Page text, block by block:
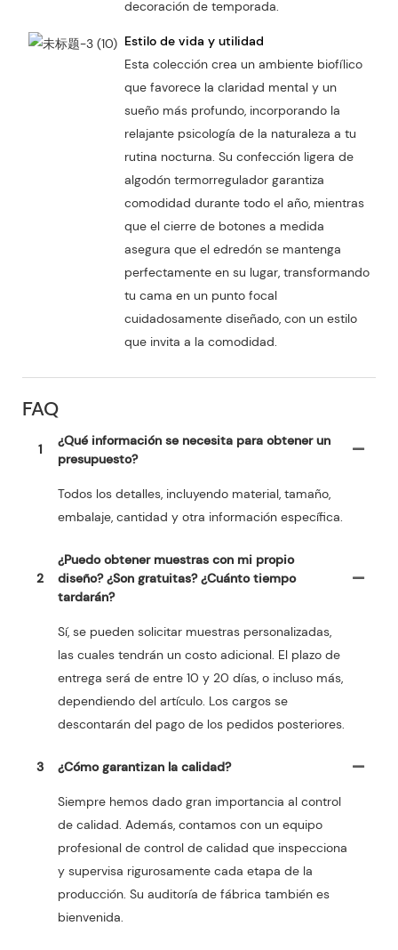
decoración de temporada.
Estilo de vida y utilidad
Esta colección crea un ambiente biofílico
que favorece la claridad mental y un
sueño más profundo, incorporando la
relajante psicología de la naturaleza a tu
rutina nocturna. Su confección ligera de
algodón termorregulador garantiza
comodidad durante todo el año, mientras
que el cierre de botones a medida
asegura que el edredón se mantenga
perfectamente en su lugar, transformando
tu cama en un punto focal
cuidadosamente diseñado, con un estilo
que invita a la comodidad.
FAQ
1
¿Qué información se necesita para obtener un
presupuesto?
Todos los detalles, incluyendo material, tamaño,
embalaje, cantidad y otra información específica.
2
¿Puedo obtener muestras con mi propio
diseño? ¿Son gratuitas? ¿Cuánto tiempo
tardarán?
Sí, se pueden solicitar muestras personalizadas,
las cuales tendrán un costo adicional. El plazo de
entrega será de entre 10 y 20 días, o incluso más,
dependiendo del artículo. Los cargos se
descontarán del pago de los pedidos posteriores.
3 ¿Cómo garantizan la calidad?
Siempre hemos dado gran importancia al control
de calidad. Además, contamos con un equipo
profesional de control de calidad que inspecciona
y supervisa rigurosamente cada etapa de la
producción. Su auditoría de fábrica también es
bienvenida.